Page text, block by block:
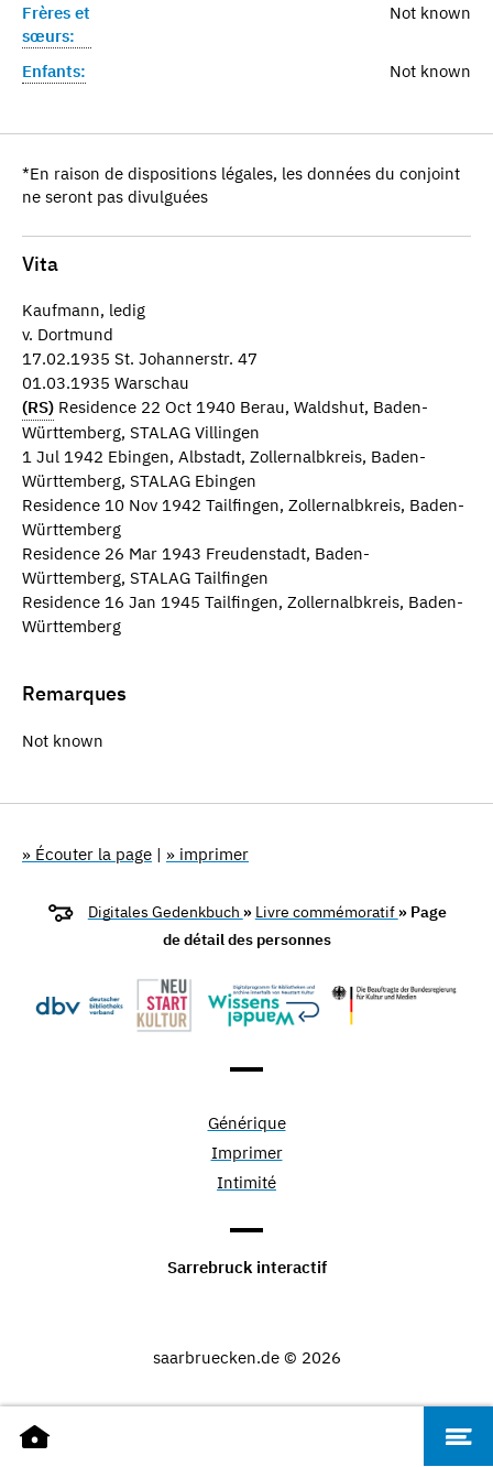
Frères et
sœurs:
Not known
Enfants: Not known
*En raison de dispositions légales, les données du conjoint
ne seront pas divulguées
Vita
Kaufmann, ledig
v. Dortmund
17.02.1935 St. Johannerstr. 47
01.03.1935 Warschau
(RS) Residence 22 Oct 1940 Berau, Waldshut, Baden-
Württemberg, STALAG Villingen
1 Jul 1942 Ebingen, Albstadt, Zollernalbkreis, Baden-
Württemberg, STALAG Ebingen
Residence 10 Nov 1942 Tailfingen, Zollernalbkreis, Baden-
Württemberg
Residence 26 Mar 1943 Freudenstadt, Baden-
Württemberg, STALAG Tailfingen
Residence 16 Jan 1945 Tailfingen, Zollernalbkreis, Baden-
Württemberg
Remarques
Not known
» Écouter la page | » imprimer
Digitales Gedenkbuch » Livre commémoratif » Page
de détail des personnes
Générique
Imprimer
Intimité
Sarrebruck interactif
saarbruecken.de © 2026